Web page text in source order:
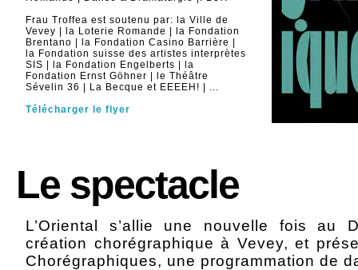
Frau Troffea est soutenu par: la Ville de
Vevey | la Loterie Romande | la Fondation
Brentano | la Fondation Casino Barrière |
la Fondation suisse des artistes interprètes
SIS | la Fondation Engelberts | la
Fondation Ernst Göhner | le Théâtre
Sévelin 36 | La Becque et EEEEH! | ...
Télécharger le flyer
Le spectacle
L’Oriental s’allie une nouvelle fois au
création chorégraphique à Vevey, et
Chorégraphiques, une programmation de